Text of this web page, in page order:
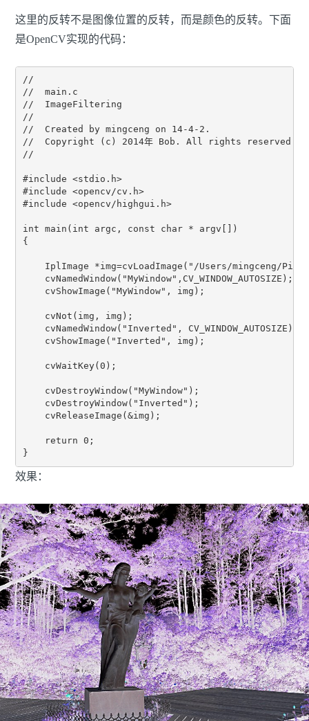
这里的反转不是图像位置的反转，而是颜色的反转。下面
是OpenCV实现的代码：
//
//  main.c
//  ImageFiltering
//
//  Created by mingceng on 14-4-2.
//  Copyright (c) 2014年 Bob. All rights reserved.
//
#include <stdio.h>
#include <opencv/cv.h>
#include <opencv/highgui.h>
int main(int argc, const char * argv[])
{
IplImage *img=cvLoadImage("/Users/mingceng/
    cvNamedWindow("MyWindow",CV_WINDOW_AUTOSIZE);
    cvShowImage("MyWindow", img);
    cvNot(img, img);
    cvNamedWindow("Inverted", CV_WINDOW_AUTOSIZE);
    cvShowImage("Inverted", img);
    cvWaitKey(0);
    cvDestroyWindow("MyWindow");
    cvDestroyWindow("Inverted");
    cvReleaseImage(&img);
    return 0;
}
效果：